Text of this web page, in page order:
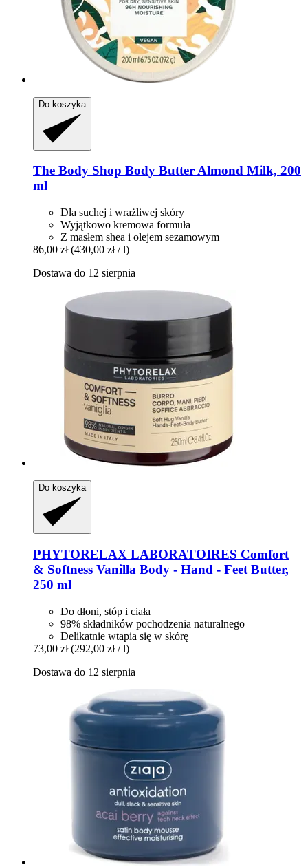
Do koszyka
The Body Shop Body Butter Almond Milk, 200
ml
Dla suchej i wrażliwej skóry
Wyjątkowo kremowa formuła
Z masłem shea i olejem sezamowym
86,00 zł (430,00 zł / l)
Dostawa do 12 sierpnia
Do koszyka
PHYTORELAX LABORATOIRES Comfort
& Softness Vanilla Body -​ Hand -​ Feet Butter,
250 ml
Do dłoni, stóp i ciała
98% składników pochodzenia naturalnego
Delikatnie wtapia się w skórę
73,00 zł (292,00 zł / l)
Dostawa do 12 sierpnia